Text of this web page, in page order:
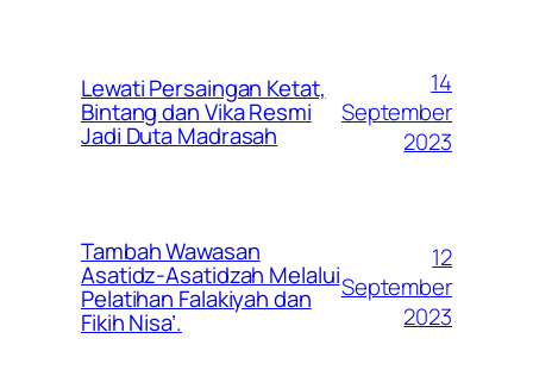
Lewati Persaingan Ketat,
Bintang dan Vika Resmi
Jadi Duta Madrasah
14
September
2023
Tambah Wawasan
Asatidz-Asatidzah Melalui
Pelatihan Falakiyah dan
Fikih Nisa’.
12
September
2023